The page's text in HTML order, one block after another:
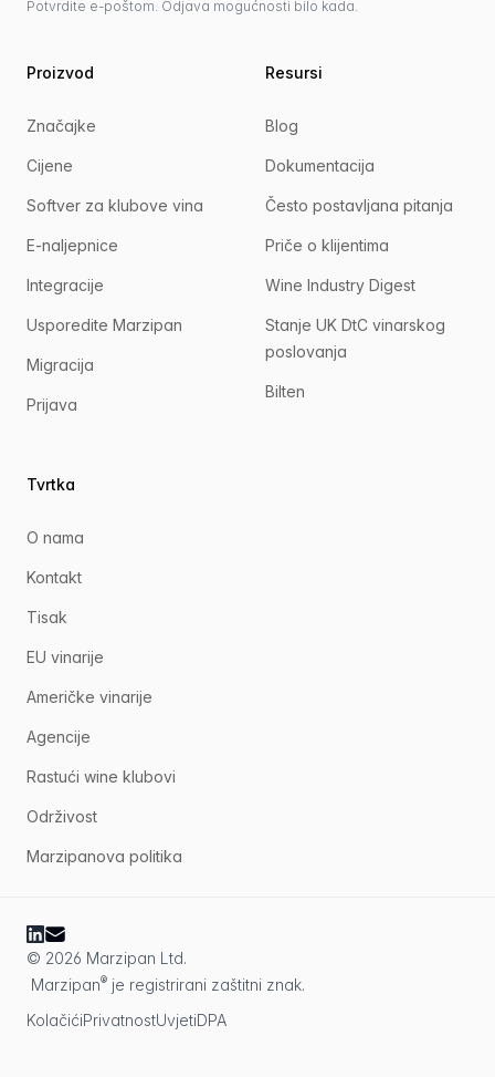
Potvrdite e-poštom. Odjava mogućnosti bilo kada.
Proizvod
Značajke
Cijene
Softver za klubove vina
E-naljepnice
Integracije
Usporedite Marzipan
Migracija
Prijava
Resursi
Blog
Dokumentacija
Često postavljana pitanja
Priče o klijentima
Wine Industry Digest
Stanje UK DtC vinarskog
poslovanja
Bilten
Tvrtka
O nama
Kontakt
Tisak
EU vinarije
Američke vinarije
Agencije
Rastući wine klubovi
Održivost
Marzipanova politika
© 2026 Marzipan Ltd.
Marzipan® je registrirani zaštitni znak.
KolačićiPrivatnostUvjetiDPA